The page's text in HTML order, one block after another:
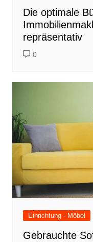
Die optimale
repräsentativ
0
Einrichtung - Möbel
Gebrauchte